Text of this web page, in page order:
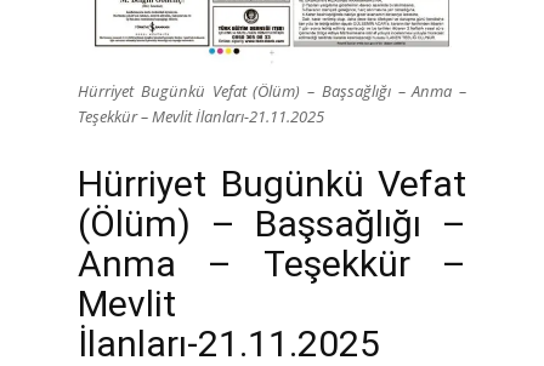
Hürriyet Bugünkü Vefat (Ölüm) – Başsağlığı – Anma –
Teşekkür – Mevlit İlanları-21.11.2025
Hürriyet Bugünkü Vefat
(Ölüm) – Başsağlığı –
Anma – Teşekkür –
Mevlit
İlanları-21.11.2025